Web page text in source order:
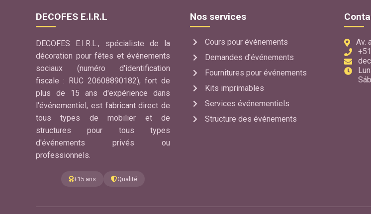
DECOFES E.I.R.L
DECOFES E.I.R.L., spécialiste de la
décoration pour fêtes et événements
sociaux (numéro d'identification
fiscale : RUC 20608890182), fort de
plus de 15 ans d'expérience dans
l'événementiel, est fabricant direct de
tous types de mobilier et de
structures pour tous types
d'événements privés ou
professionnels.
+15 ans Qualité
Nos services
Cours pour événements
Demandes d'événements
Fournitures pour événements
Kits imprimables
Services événementiels
Structure des événements
Av.